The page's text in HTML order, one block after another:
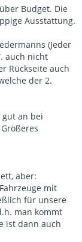
Budget. Die
Ausstattung.
(Jeder
auch nicht
Rückseite auch
der 2.
an bei
aber:
mit
für unsere
man kommt
ist dann auch